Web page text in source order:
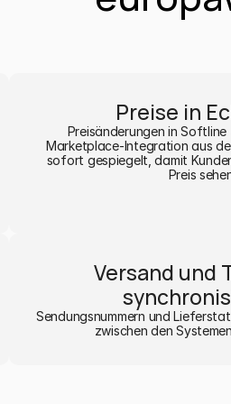
Preise in
Preisänderungen in Softline
Marketplace-Integration aus
sofort gespiegelt, damit
Preis
Versand und
Sendungsnummern und
zwischen den